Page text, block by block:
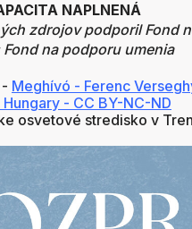
NAPLNENÁ
zdrojov podporil Fond
na podporu umenia
Meghívó - Ferenc
- CC BY-NC-ND
osvetové stredisko v